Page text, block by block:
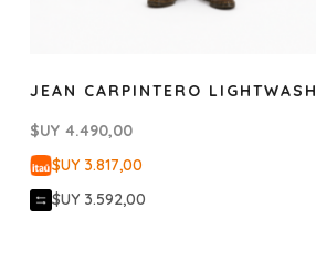
JEAN CARPINTERO LIGHTWASH
$UY 4.490,00
$UY 3.817,00
$UY 3.592,00